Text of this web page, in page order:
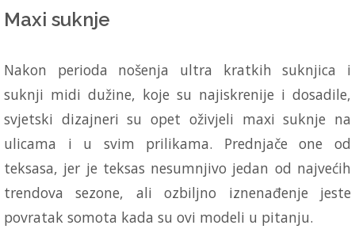
Maxi suknje
Nakon perioda nošenja ultra kratkih suknjica i
suknji midi dužine, koje su najiskrenije i dosadile,
svjetski dizajneri su opet oživjeli maxi suknje na
ulicama i u svim prilikama. Prednjače one od
teksasa, jer je teksas nesumnjivo jedan od najvećih
trendova sezone, ali ozbiljno iznenađenje jeste
povratak somota kada su ovi modeli u pitanju.